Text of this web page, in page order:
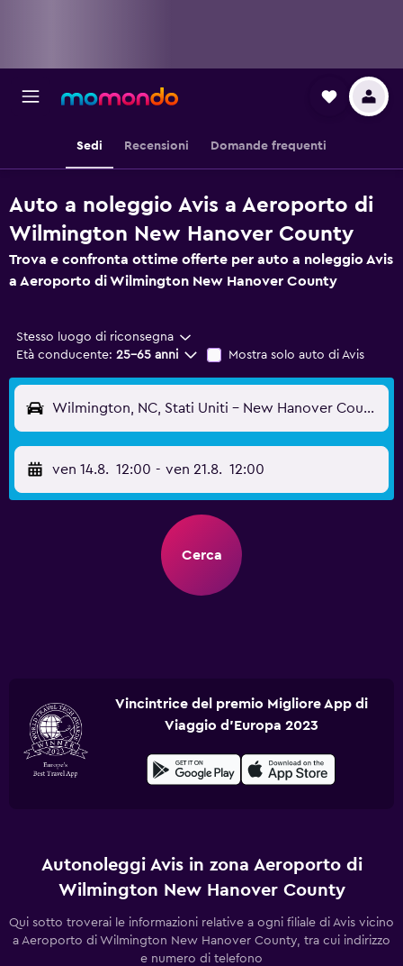
Sedi Recensioni Domande frequenti
Auto a noleggio Avis a Aeroporto di
Wilmington New Hanover County
Trova e confronta ottime offerte per auto a noleggio Avis
a Aeroporto di Wilmington New Hanover County
Stesso luogo di riconsegna
Età conducente: 25-65 anni Mostra solo auto di Avis
Wilmington, NC, Stati Uniti - New Hanover County (ILM)
ven 14.8. 12:00 - ven 21.8. 12:00
Cerca
Vincintrice del premio Migliore App di
Viaggio d'Europa 2023
Autonoleggi Avis in zona Aeroporto di
Wilmington New Hanover County
Qui sotto troverai le informazioni relative a ogni filiale di Avis vicino
a Aeroporto di Wilmington New Hanover County, tra cui indirizzo
e numero di telefono